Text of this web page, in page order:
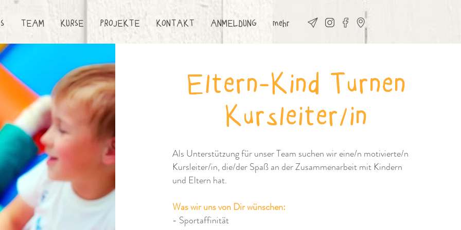
TEAM KURSE PROJEKTE KONTAKT ANMELDUNG mehr
Eltern-Kind Turnen
Kursleiter/in
Als Unterstützung für unser Team suchen wir eine/n motivierte/n
Kursleiter/in, die/der Spaß an der Zusammenarbeit mit Kindern
und Eltern hat.
Was wir uns von Dir wünschen:
- Sportaffinität